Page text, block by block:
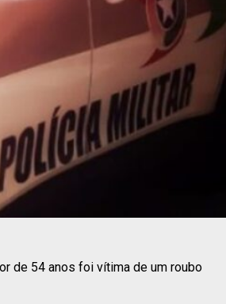
de 54 anos foi vítima de um roubo